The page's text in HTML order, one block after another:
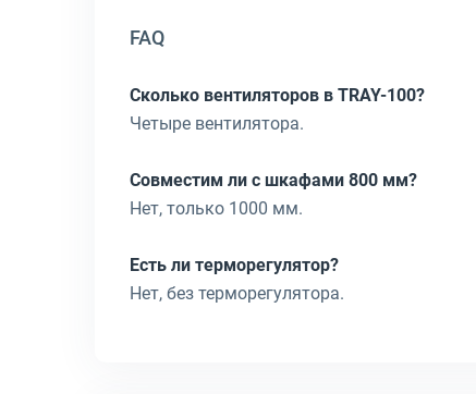
FAQ
Сколько вентиляторов в TRAY-100?
Четыре вентилятора.
Совместим ли с шкафами 800 мм?
Нет, только 1000 мм.
Есть ли терморегулятор?
Нет, без терморегулятора.